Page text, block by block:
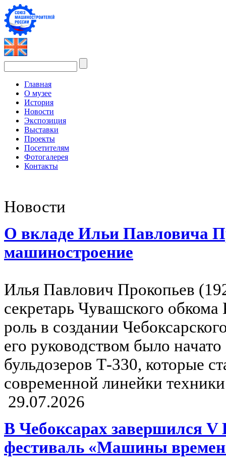
Главная
О музее
История
Новости
Экспозиция
Выставки
Проекты
Посетителям
Фотогалерея
Контакты
Новости
О вкладе Ильи Павловича
машиностроение
Илья Павлович Прокопьев
секретарь Чувашского
роль в создании
его руководством было
бульдозеров Т-330, которые
современной линейки
29.07.2026
В Чебоксарах завершился V
фестиваль «Машины